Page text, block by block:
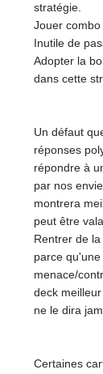
stratégie.
Jouer
Inutile de
Adopter la
dans cette
Un défaut
réponses
répondre à
par nos
montrera
peut être
Rentrer de
parce
menace/
deck
ne le dira
Certaines